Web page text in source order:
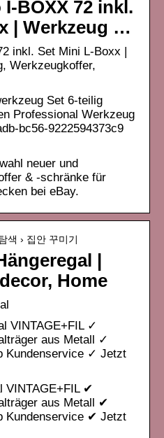
BOXX 72 inkl.
| Werkzeug …
inkl. Set Mini L-Boxx |
Werkzeugkoffer,
Set 6-teilig
Professional Werkzeug
bc56-9222594373c9
neuer und
& -schränke für
bei eBay.
색 › 집안 꾸미기
|
Home
VINTAGE+FIL ✓
aus Metall ✓
Kundenservice ✓ Jetzt
VINTAGE+FIL ✔
aus Metall ✔
Kundenservice ✔ Jetzt